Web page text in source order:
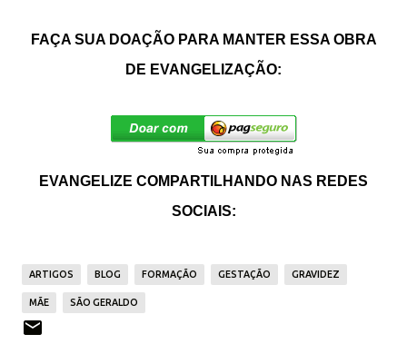
FAÇA SUA DOAÇÃO PARA MANTER ESSA OBRA
DE EVANGELIZAÇÃO:
EVANGELIZE COMPARTILHANDO NAS REDES
SOCIAIS:
ARTIGOS BLOG FORMAÇÃO GESTAÇÃO GRAVIDEZ
MÃE SÃO GERALDO